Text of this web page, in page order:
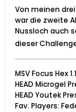
Von meinen
war die zweite
Nussloch auch
dieser
MSV Focus Hex
HEAD Microgel
HEAD Youtek
Fav. Players: